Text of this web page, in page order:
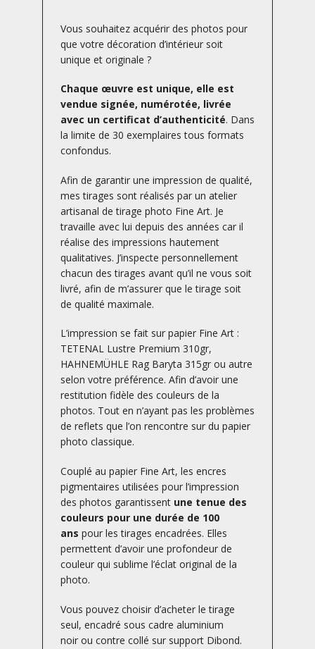
Vous souhaitez acquérir des photos pour
que votre décoration d’intérieur soit
unique et originale ?
Chaque œuvre est unique, elle est
vendue signée, numérotée, livrée
avec un certificat d’authenticité. Dans
la limite de 30 exemplaires tous formats
confondus.
Afin de garantir une impression de qualité,
mes tirages sont réalisés par un atelier
artisanal de tirage photo Fine Art. Je
travaille avec lui depuis des années car il
réalise des impressions hautement
qualitatives. J’inspecte personnellement
chacun des tirages avant qu’il ne vous soit
livré, afin de m’assurer que le tirage soit
de qualité maximale.
L’impression se fait sur papier Fine Art :
TETENAL Lustre Premium 310gr,
HAHNEMÜHLE Rag Baryta 315gr ou autre
selon votre préférence. Afin d’avoir une
restitution fidèle des couleurs de la
photos. Tout en n’ayant pas les problèmes
de reflets que l’on rencontre sur du papier
photo classique.
Couplé au papier Fine Art, les encres
pigmentaires utilisées pour l’impression
des photos garantissent une tenue des
couleurs pour une durée de 100
ans pour les tirages encadrées. Elles
permettent d’avoir une profondeur de
couleur qui sublime l’éclat original de la
photo.
Vous pouvez choisir d’acheter le tirage
seul, encadré sous cadre aluminium
noir ou contre collé sur support Dibond.